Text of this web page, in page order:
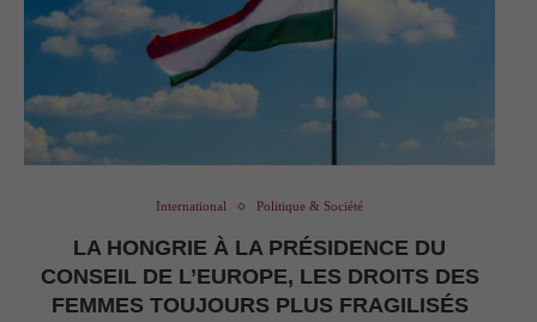
International Politique & Société
LA HONGRIE À LA PRÉSIDENCE DU
CONSEIL DE L’EUROPE, LES DROITS DES
FEMMES TOUJOURS PLUS FRAGILISÉS